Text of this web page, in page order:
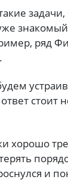
ряд
стоит
хорошо
и